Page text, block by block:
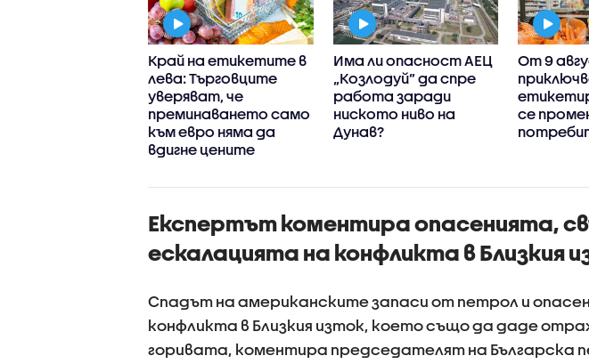
Край на етикетите в
лева: Търговците
уверяват, че
преминаването само
към евро няма да
вдигне цените
Има ли опасност АЕЦ
„Козлодуй” да спре
работа заради
ниското ниво на
Дунав?
От 9
се
Експертът коментира опасенията,
ескалацията на конфликта в Близкия
Спадът на американските запаси от петрол и
конфликта в Близкия изток, което също да даде
горивата, коментира председателят на Българска